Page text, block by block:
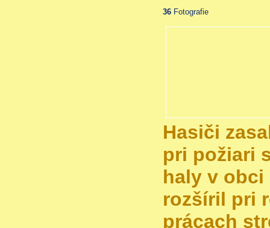
36 Fotografie
Hasiči
pri požiari
haly v obci
rozšíril pri
prácach